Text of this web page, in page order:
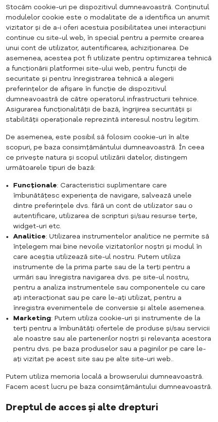
Stocăm cookie-uri pe dispozitivul dumneavoastră. Conținutul
modulelor cookie este o modalitate de a identifica un anumit
vizitator și de a-i oferi acestuia posibilitatea unei interacțiuni
continue cu site-ul web, în special pentru a permite crearea
unui cont de utilizator, autentificarea, achiziționarea. De
asemenea, acestea pot fi utilizate pentru optimizarea tehnică
a funcționării platformei site-ului web, pentru funcții de
securitate și pentru înregistrarea tehnică a alegerii
preferințelor de afișare în funcție de dispozitivul
dumneavoastră de către operatorul infrastructurii tehnice.
Asigurarea funcționalității de bază, îngrijirea securității și
stabilității operaționale reprezintă interesul nostru legitim.
De asemenea, este posibil să folosim cookie-uri în alte
scopuri, pe baza consimțământului dumneavoastră. În ceea
ce privește natura și scopul utilizării datelor, distingem
următoarele tipuri de bază:
Funcționale: Caracteristici suplimentare care
îmbunătățesc experiența de navigare, salvează unele
dintre preferințele dvs. fără un cont de utilizator sau o
autentificare, utilizarea de scripturi și/sau resurse terțe,
widget-uri etc.
Analitice: Utilizarea instrumentelor analitice ne permite să
înțelegem mai bine nevoile vizitatorilor noștri și modul în
care aceștia utilizează site-ul nostru. Putem utiliza
instrumente de la prima parte sau de la terți pentru a
urmări sau înregistra navigarea dvs. pe site-ul nostru,
pentru a analiza instrumentele sau componentele cu care
ați interacționat sau pe care le-ați utilizat, pentru a
înregistra evenimentele de conversie și altele asemenea.
Marketing: Putem utiliza cookie-uri și instrumente de la
terți pentru a îmbunătăți ofertele de produse și/sau servicii
ale noastre sau ale partenerilor noștri și relevanța acestora
pentru dvs. pe baza produselor sau a paginilor pe care le-
ați vizitat pe acest site sau pe alte site-uri web..
Putem utiliza memoria locală a browserului dumneavoastră.
Facem acest lucru pe baza consimțământului dumneavoastră.
Dreptul de acces și alte drepturi